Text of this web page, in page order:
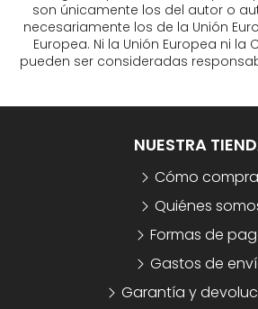
son únicamente los del autor o
necesariamente los de la Unión
Europea. Ni la Unión Europea ni la
pueden ser consideradas
NUESTRA
Cómo
Quiénes
Formas de
Gastos de
Garantía y